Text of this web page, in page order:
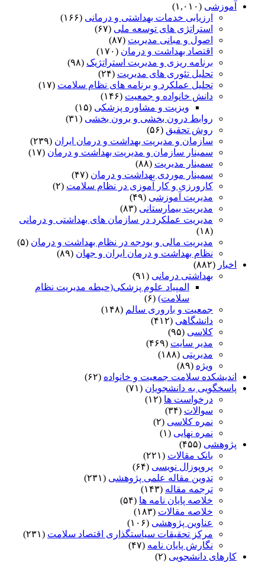
آموزشی (۱,۰۱۰)
ارزیابی خدمات بهداشتی و درمانی (۱۶۶)
استراتژی های توسعه ملی (۶۷)
اصول و مبانی مدیریت (۸۷)
اقتصاد بهداشت و درمان (۱۷۰)
برنامه ریزی و مدیریت استراتژیک (۹۸)
تحلیل تئوری های مدیریت (۲۴)
تحلیل عملکرد و برنامه های نظام سلامت (۱۷)
دانش خانواده و جمعیت (۱۴۶)
ویزیت و مشاوره پزشکی (۱۵)
روابط درون بخشی و برون بخشی (۳۱)
روش تحقیق (۵۶)
سازمان و مدیریت بهداشت و درمان ایران (۲۳۹)
سمینار سازمان و مدیریت بهداشت و درمان (۱۷)
سمینار مدیریت (۸۸)
سمینار موردی بهداشت و درمان (۴۷)
کارورزی و کار آموزی در نظام سلامت (۲)
مدیریت آموزشی (۴۹)
مدیریت بیمارستانی (۸۳)
مدیریت عملکرد در سازمان های بهداشتی و درمانی
(۱۸)
مدیریت مالی و بودجه در نظام بهداشت و درمان (۵)
نظام بهداشت و درمان ایران و جهان (۸۹)
اخبار (۸۸۲)
بهداشتی درمانی (۹۱)
المپیاد علوم پزشکی(حیطه مدیریت نظام
سلامت) (۶)
جمعیت و باروری سالم (۱۴۸)
دانشگاهی (۴۱۲)
کلاسی (۹۵)
مدیر سایت (۴۶۹)
مدیریتی (۱۸۸)
ویژه (۸۹)
اندیشکده سلامت جمعیت و خانواده (۶۲)
پاسخگویی به دانشجویان (۷۱)
درخواست ها (۱۲)
سوالات (۳۴)
نمره کلاسی (۲)
نمره نهایی (۱)
پژوهشی (۴۵۵)
بانک مقالات (۲۲۱)
پروپوزال نویسی (۶۴)
تدوین مقاله علمی پژوهشی (۲۳۱)
ترجمه مقاله (۱۴۳)
خلاصه پایان نامه ها (۵۴)
خلاصه مقالات (۱۸۳)
عناوین پژوهشی (۱۰۶)
مرکز تحقیقات سیاستگذاری اقتصاد سلامت (۲۳۱)
نگارش پایان نامه (۴۷)
کارهای دانشجویی (۲)